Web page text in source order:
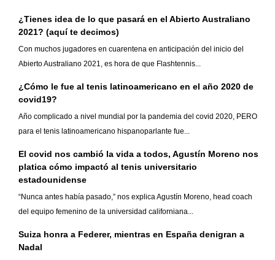
¿Tienes idea de lo que pasará en el Abierto Australiano
2021? (aquí te decimos)
Con muchos jugadores en cuarentena en anticipación del inicio del
Abierto Australiano 2021, es hora de que Flashtennis...
¿Cómo le fue al tenis latinoamericano en el año 2020 de
covid19?
Año complicado a nivel mundial por la pandemia del covid 2020, PERO
para el tenis latinoamericano hispanoparlante fue...
El covid nos cambió la vida a todos, Agustín Moreno nos
platica cómo impactó al tenis universitario
estadounidense
“Nunca antes había pasado,” nos explica Agustín Moreno, head coach
del equipo femenino de la universidad californiana...
Suiza honra a Federer, mientras en España denigran a
Nadal